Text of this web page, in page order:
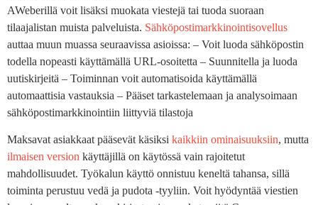
AWeberillä voit lisäksi muokata viestejä tai tuoda suoraan
tilaajalistan muista palveluista. Sähköpostimarkkinointisovellus
auttaa muun muassa seuraavissa asioissa: – Voit luoda sähköpostin
todella nopeasti käyttämällä URL-osoitetta – Suunnitella ja luoda
uutiskirjeitä – Toiminnan voit automatisoida käyttämällä
automaattisia vastauksia – Pääset tarkastelemaan ja analysoimaan
sähköpostimarkkinointiin liittyviä tilastoja
Maksavat asiakkaat pääsevät käsiksi kaikkiin ominaisuuksiin, mutta
ilmaisen version käyttäjillä on käytössä vain rajoitetut
mahdollisuudet. Työkalun käyttö onnistuu keneltä tahansa, sillä
toiminta perustuu vedä ja pudota -tyyliin. Voit hyödyntää viestien